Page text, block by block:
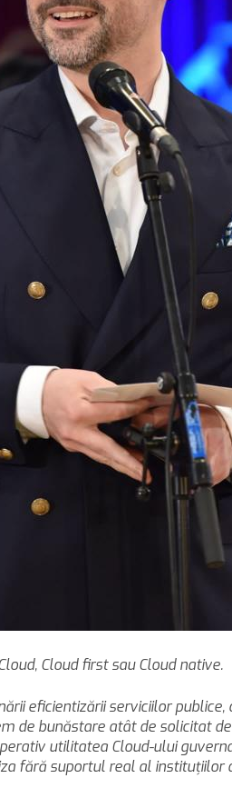
Cloud first sau Cloud native.
eficientizării serviciilor
de bunăstare atât de solicitat
utilitatea Cloud-ului
fără suportul real al